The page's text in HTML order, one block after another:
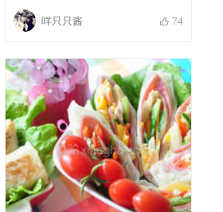
以野餐或带着间食都行。
咩只只酱
74